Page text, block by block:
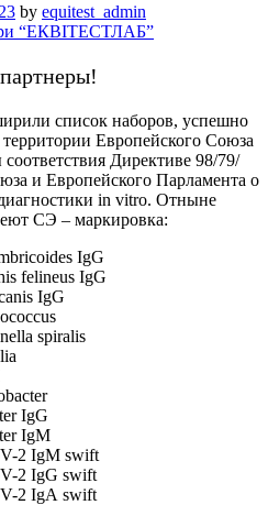
by equitest_admin
список наборов, успешно
Европейского Союза
Директиве 98/79/
и Европейского Парламента о
in vitro. Отныне
СЭ – маркировка:
IgG
felineus IgG
IgG
spiralis
IgG
IgM
2 ІgM swift
2 ІgG swift
2 ІgА swift